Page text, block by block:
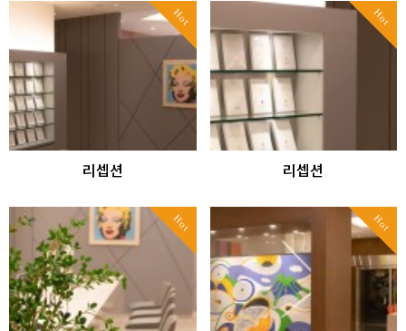
Hot
리셉션
Hot
리셉션
Hot Hot